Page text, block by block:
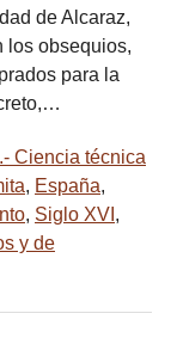
de Alcaraz,
los obsequios,
para la
Ciencia técnica
, España,
, Siglo XVI ,
y de